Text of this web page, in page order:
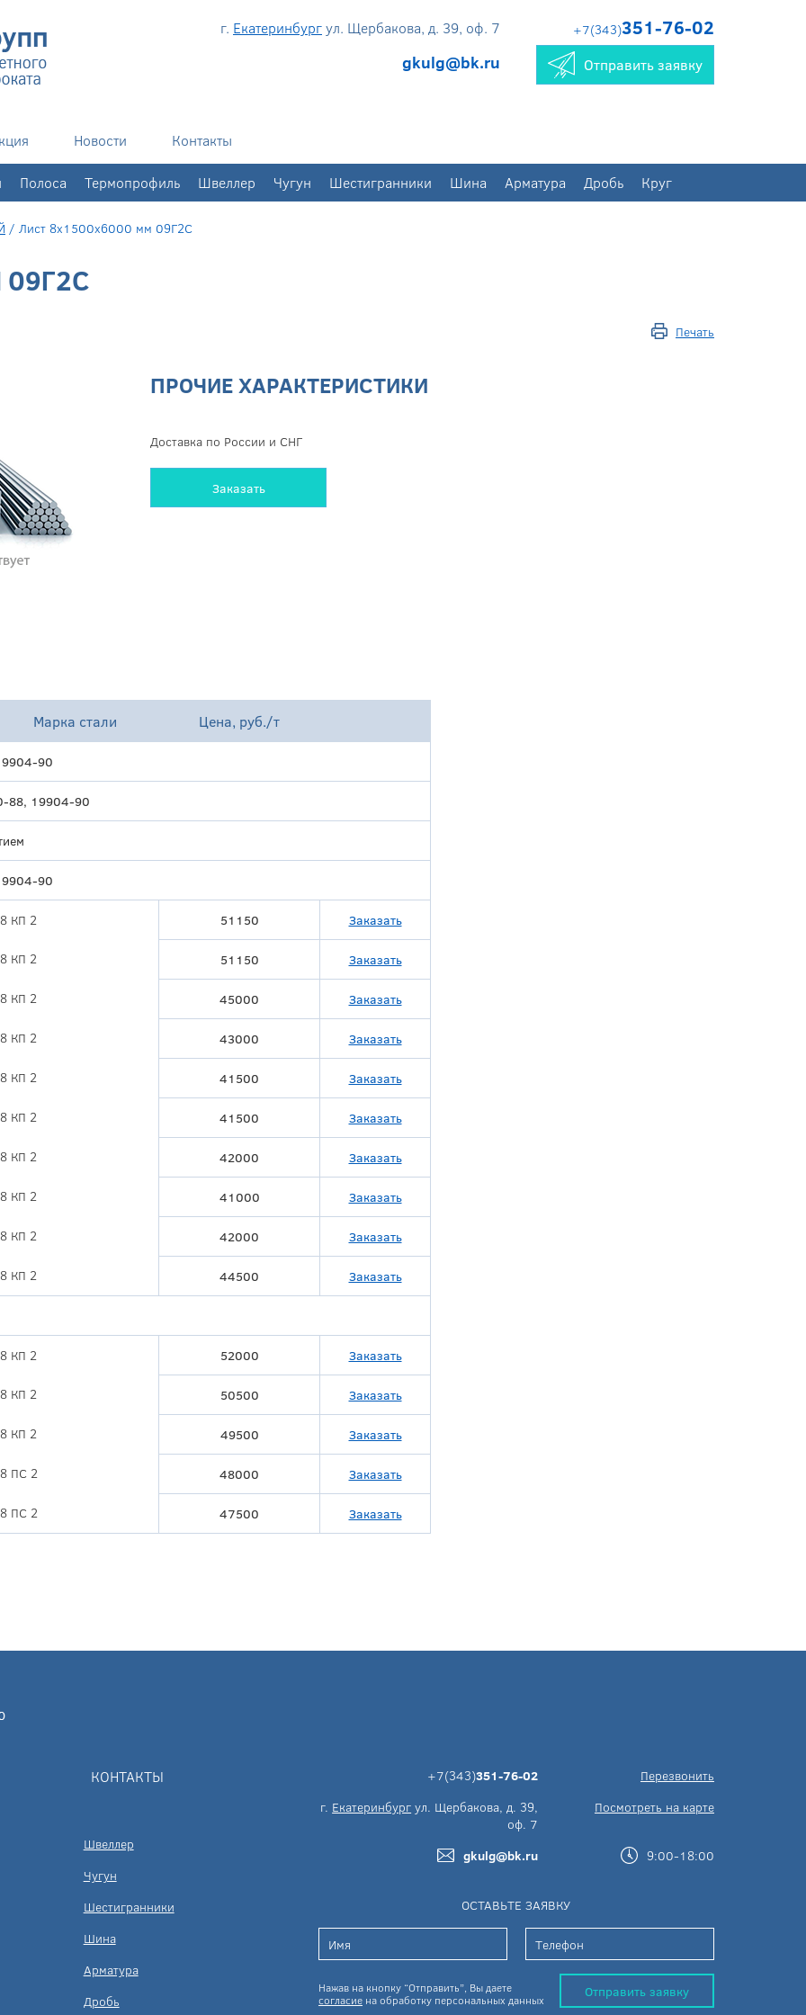
г. Екатеринбургул. Щербакова, д. 39, оф. 7
gkulg@bk.ru
+7(343)351-76-02
Отправить заявку
Новости Контакты
Полоса Термопрофиль Швеллер Чугун Шестигранники Шина Арматура Дробь Круг
/ Лист 8x1500x6000 мм 09Г2С
Печать
ПРОЧИЕ ХАРАКТЕРИСТИКИ
Доставка по России и СНГ
Заказать
Марка стали Цена, руб./т
90
88, 19904-90
90
КП 2 51150 Заказать
КП 2 51150 Заказать
КП 2 45000 Заказать
КП 2 43000 Заказать
КП 2 41500 Заказать
КП 2 41500 Заказать
КП 2 42000 Заказать
КП 2 41000 Заказать
КП 2 42000 Заказать
КП 2 44500 Заказать
КП 2 52000 Заказать
КП 2 50500 Заказать
КП 2 49500 Заказать
ПС 2 48000 Заказать
ПС 2 47500 Заказать
КОНТАКТЫ
Швеллер
Чугун
Шестигранники
Шина
Арматура
Дробь
+7(343)351-76-02
Перезвонить
г. Екатеринбург ул. Щербакова, д. 39,
оф. 7
Посмотреть на карте
gkulg@bk.ru 9:00-18:00
ОСТАВЬТЕ ЗАЯВКУ
Нажав на кнопку “Отправить”, Вы даете
согласиена обработку персональных данных
Отправить заявку